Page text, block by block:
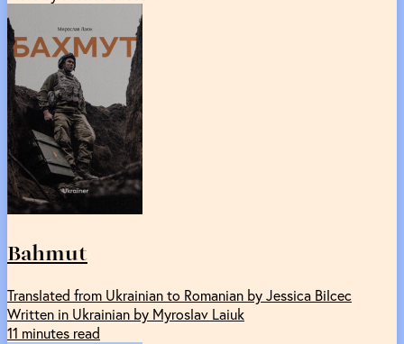
Bahmut
Translated from Ukrainian to Romanian by Jessica Bilcec
Written in Ukrainian by Myroslav Laiuk
11 minutes read